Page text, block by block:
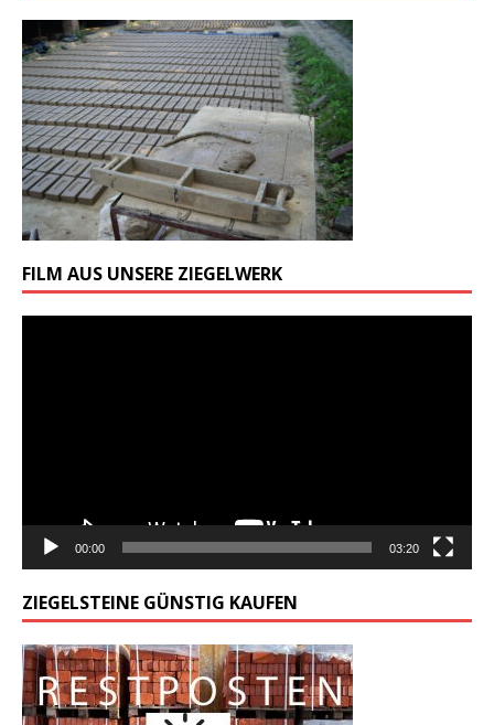
FILM AUS UNSERE ZIEGELWERK
00:00 03:20
ZIEGELSTEINE GÜNSTIG KAUFEN